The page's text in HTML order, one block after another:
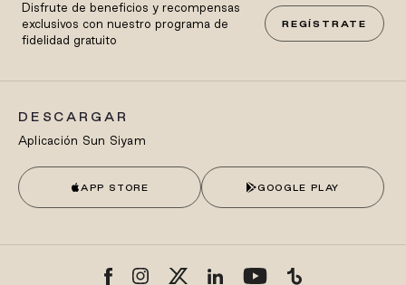
Disfrute de beneficios y recompensas
exclusivos con nuestro programa de
fidelidad gratuito
REGÍSTRATE
DESCARGAR
Aplicación Sun Siyam
APP STORE GOOGLE PLAY